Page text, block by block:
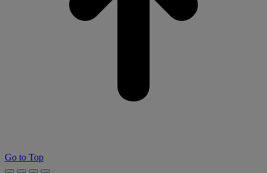
Go to Top